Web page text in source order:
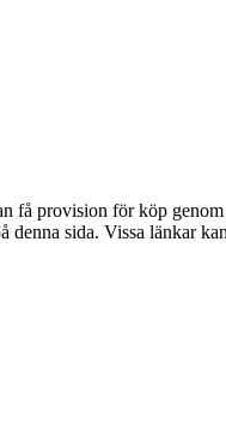
få provision för köp
sida. Vissa länkar